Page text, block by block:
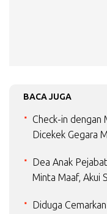
BACA JUGA
Check-in dengan
Dicekek Gegara
Dea Anak
Minta Maaf, Akui
Diduga